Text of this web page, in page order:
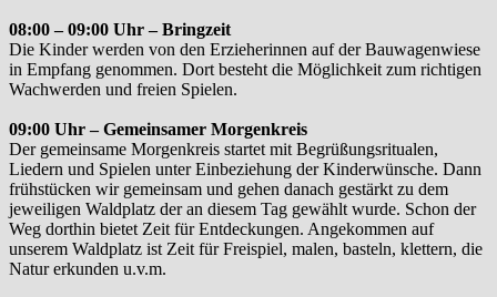
08:00 – 09:00 Uhr – Bringzeit
Die Kinder werden von den Erzieherinnen auf der Bauwagenwiese
in Empfang genommen. Dort besteht die Möglichkeit zum richtigen
Wachwerden und freien Spielen.
09:00 Uhr – Gemeinsamer Morgenkreis
Der gemeinsame Morgenkreis startet mit Begrüßungsritualen,
Liedern und Spielen unter Einbeziehung der Kinderwünsche. Dann
frühstücken wir gemeinsam und gehen danach gestärkt zu dem
jeweiligen Waldplatz der an diesem Tag gewählt wurde. Schon der
Weg dorthin bietet Zeit für Entdeckungen. Angekommen auf
unserem Waldplatz ist Zeit für Freispiel, malen, basteln, klettern, die
Natur erkunden u.v.m.